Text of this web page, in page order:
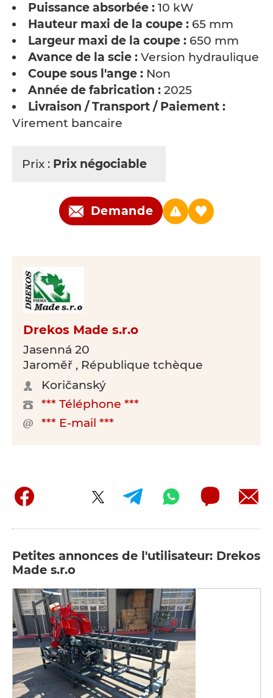
Puissance absorbée : 10 kW
Hauteur maxi de la coupe : 65 mm
Largeur maxi de la coupe : 650 mm
Avance de la scie : Version hydraulique
Coupe sous l'ange : Non
Année de fabrication : 2025
Livraison / Transport / Paiement :
Virement bancaire
Prix : Prix négociable
Demande
Drekos Made s.r.o
Jasenná 20
Jaroměř , République tchèque
Koričanský
*** Téléphone ***
*** E-mail ***
Petites annonces de l'utilisateur: Drekos
Made s.r.o